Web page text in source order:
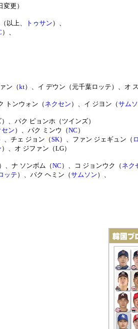
変更）
以上、 トゥサン ）、
）、
ン（kt）、イ デウン（元千葉ロッテ）、オ
トンウォン（ ネクセン ）、イ ジヨン（サム
、パク ピョンホ（ツインズ）
セン ）、パク ミンウ（NC ）
、チェ ジョン（SK）、ファン ジェギュン（
）、オ ジファン（LG）
）、ナ ソンボム（NC ）、コ ジョンウク（ ネク
ッテ ）、パク ヘミン（サムソン ）、